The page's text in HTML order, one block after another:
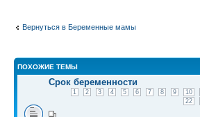
Вернуться в Беременные мамы
ПОХОЖИЕ ТЕМЫ
Срок беременности
1 2 3 4 5 6 7 8 9 10
22